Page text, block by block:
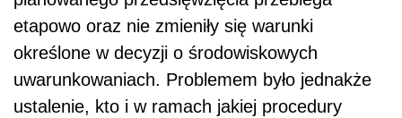
etapowo oraz nie zmieniły się warunki
określone w decyzji o środowiskowych
uwarunkowaniach. Problemem było jednakże
ustalenie, kto i w ramach jakiej procedury